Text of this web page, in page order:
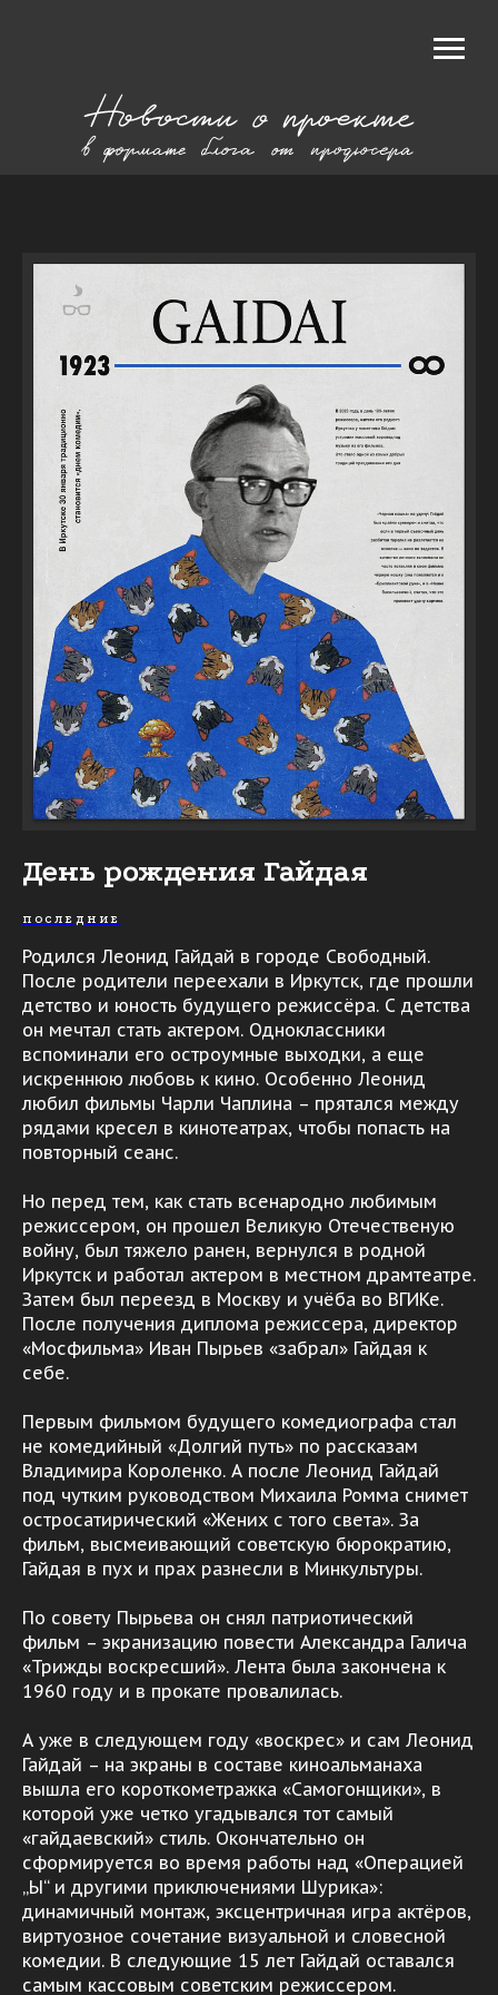
День рождения Гайдая
ПОСЛЕДНИЕ
Родился Леонид Гайдай в городе Свободный.
После родители переехали в Иркутск, где прошли
детство и юность будущего режиссёра. С детства
он мечтал стать актером. Одноклассники
вспоминали его остроумные выходки, а еще
искреннюю любовь к кино. Особенно Леонид
любил фильмы Чарли Чаплина – прятался между
рядами кресел в кинотеатрах, чтобы попасть на
повторный сеанс.
Но перед тем, как стать всенародно любимым
режиссером, он прошел Великую Отечественую
войну, был тяжело ранен, вернулся в родной
Иркутск и работал актером в местном драмтеатре.
Затем был переезд в Москву и учёба во ВГИКе.
После получения диплома режиссера, директор
«Мосфильма» Иван Пырьев «забрал» Гайдая к
себе.
Первым фильмом будущего комедиографа стал
не комедийный «Долгий путь» по рассказам
Владимира Короленко. А после Леонид Гайдай
под чутким руководством Михаила Ромма снимет
остросатирический «Жених с того света». За
фильм, высмеивающий советскую бюрократию,
Гайдая в пух и прах разнесли в Минкультуры.
По совету Пырьева он снял патриотический
фильм – экранизацию повести Александра Галича
«Трижды воскресший». Лента была закончена к
1960 году и в прокате провалилась.
А уже в следующем году «воскрес» и сам Леонид
Гайдай – на экраны в составе киноальманаха
вышла его короткометражка «Самогонщики», в
которой уже четко угадывался тот самый
«гайдаевский» стиль. Окончательно он
сформируется во время работы над «Операцией
„Ы“ и другими приключениями Шурика»:
динамичный монтаж, эксцентричная игра актёров,
виртуозное сочетание визуальной и словесной
комедии. В следующие 15 лет Гайдай оставался
самым кассовым советским режиссером.